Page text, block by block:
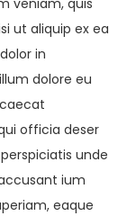
ut aliquip ex ea
in
dolore eu
officia deser
unde
ium
eaque